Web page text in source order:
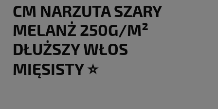
CM NARZUTA SZARY
MELANŻ 250G/M²
DŁUŻSZY WŁOS
MIĘSISTY ⭐️